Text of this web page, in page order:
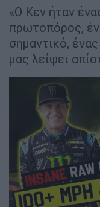
«Ο Κεν ήταν
πρωτοπόρος,
σημαντικό,
μας λείψει